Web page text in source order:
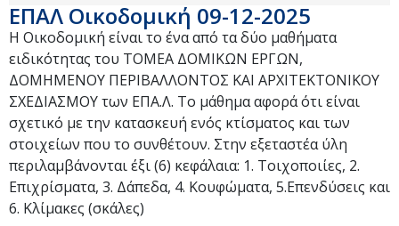
ΕΠΑΛ Οικοδομική 09-12-2025
Η Οικοδομική είναι το ένα από τα δύο μαθήματα
ειδικότητας του ΤΟΜΕΑ ΔΟΜΙΚΩΝ ΕΡΓΩΝ,
ΔΟΜΗΜΕΝΟΥ ΠΕΡΙΒΑΛΛΟΝΤΟΣ ΚΑΙ ΑΡΧΙΤΕΚΤΟΝΙΚΟΥ
ΣΧΕΔΙΑΣΜΟΥ των ΕΠΑ.Λ. Το μάθημα αφορά ότι είναι
σχετικό με την κατασκευή ενός κτίσματος και των
στοιχείων που το συνθέτουν. Στην εξεταστέα ύλη
περιλαμβάνονται έξι (6) κεφάλαια: 1. Τοιχοποιίες, 2.
Επιχρίσματα, 3. Δάπεδα, 4. Κουφώματα, 5.Επενδύσεις και
6. Κλίμακες (σκάλες)